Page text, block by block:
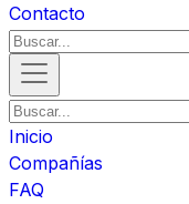
Contacto
Inicio
Compañías
FAQ